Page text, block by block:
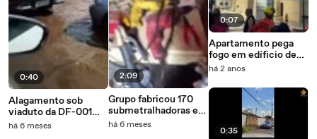
0:40
Alagamento sob
viaduto da DF-001
provoca
há 6 meses
2:09
Grupo fabricou 170
submetralhadoras em
depósitos para facção
há 6 meses
0:07
Apartamento pega
fogo em edíficio de
Águas Claras
há 2 anos
0:35